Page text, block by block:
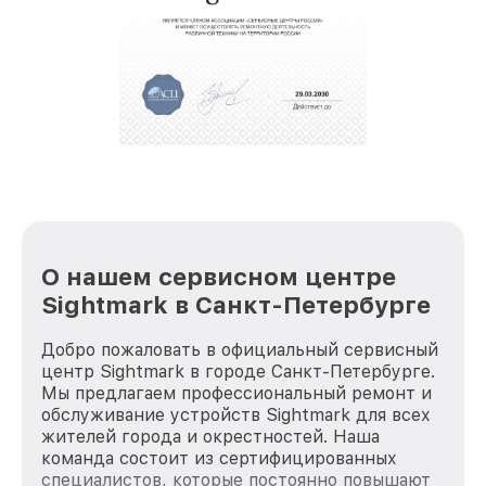
крупногабаритной техники, которые
обеспечат доставку устройств в сервис в
За годы своей деятельности мы получали только
положительные отзывы и обрели отличную
стараемся каждый день делать наш сервис еще
О нашем сервисном центре
Sightmark в Санкт-Петербурге
Добро пожаловать в официальный сервисный
центр Sightmark в городе Санкт-Петербурге.
Мы предлагаем профессиональный ремонт и
обслуживание устройств Sightmark для всех
жителей города и окрестностей. Наша
команда состоит из сертифицированных
специалистов, которые постоянно повышают